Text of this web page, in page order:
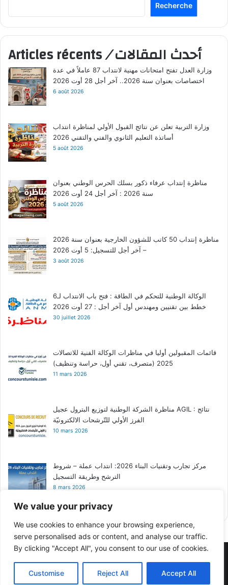
We value your privacy
We use cookies to enhance your browsing experience,
serve personalised ads or content, and analyse our traffic.
By clicking "Accept All", you consent to our use of cookies.
Customise Reject All Accept All
Recherche
Articles récents/أحدث المقالات
وزارة العدل تفتح امتحانات مهنية لانتداب 87 عاملاً في عدة
اختصاصات بعنوان سنة 2026.. آخر أجل 28 أوت 2026
6 août 2026
وزارة التربية تعلن عن نتائج القبول الأولي لمناظرة انتداب
أساتذة التعليم الثانوي والفني والتقني 2026
5 août 2026
مناظرة إنتداب عرفاء ذكور بسلك الحرس الوطني بعنوان
سنة 2026 : آخر أجل 24 أوت 2026
5 août 2026
مناظرة إنتداب 50 كاتب للشؤون الخارجية بعنوان سنة 2026
– آخر أجل للتسجيل: 5 أوت 2026
3 août 2026
الوكالة الوطنية للتحكم في الطاقة : فتح باب الانتداب لـ6
خطط بين تقنيين ومهندس أول آخر أجل : 27 أوت 2026
30 juillet 2026
قائمات المقبولين أوليا في مناظرات الوكالة الفنية للاتصالات
2025 (متصرف، تقني أول، حراسة وتنظيف)
11 mars 2026
مناظرة الشركة الوطنية لتوزيع البترول عجيل AGIL : نتائج
الفرز الأولي للتّرشحات الالكترونيّة
10 mars 2026
مركز تجارب وتقنيات البناء 2026: انتداب عملة – شروط
الترشح وطريقة التسجيل
8 mars 2026
© Copyright 2026, All Rights Reserved |
مجلتنا - Our Magazine
2024